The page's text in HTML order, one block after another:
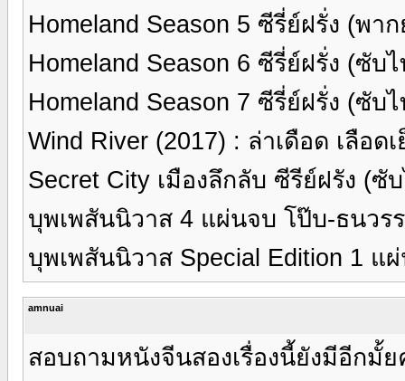
Homeland Season 5 ซีรี่ย์ฝรั่ง (พา
Homeland Season 6 ซีรี่ย์ฝรั่ง (ซับ
Homeland Season 7 ซีรี่ย์ฝรั่ง (ซับ
Wind River (2017) : ล่าเดือด เลือ
Secret City เมืองลึกลับ ซีรีย์ฝรัง (ซั
บุพเพสันนิวาส 4 แผ่นจบ โป๊บ-ธนวร
บุพเพสันนิวาส Special Edition 1 แ
amnuai
สอบถามหนังจีนสองเรื่องนี้ยังมีอีกมั้ย